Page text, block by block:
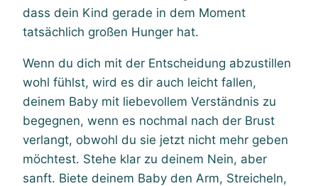
dass dein Kind gerade in dem Moment
tatsächlich großen Hunger hat.
Wenn du dich mit der Entscheidung abzustillen
wohl fühlst, wird es dir auch leicht fallen,
deinem Baby mit liebevollem Verständnis zu
begegnen, wenn es nochmal nach der Brust
verlangt, obwohl du sie jetzt nicht mehr geben
möchtest. Stehe klar zu deinem Nein, aber
sanft. Biete deinem Baby den Arm, Streicheln,